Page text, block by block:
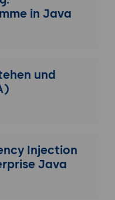
in Java
und
Injection
Java